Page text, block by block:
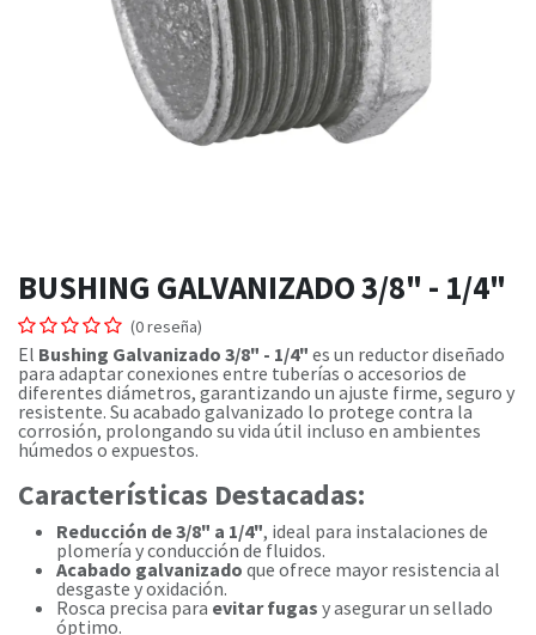
BUSHING GALVANIZADO 3/8" - 1/4"
(0 reseña)
El Bushing Galvanizado 3/8" - 1/4" es un reductor diseñado
para adaptar conexiones entre tuberías o accesorios de
diferentes diámetros, garantizando un ajuste firme, seguro y
resistente. Su acabado galvanizado lo protege contra la
corrosión, prolongando su vida útil incluso en ambientes
húmedos o expuestos.
Características Destacadas:
Reducción de 3/8" a 1/4", ideal para instalaciones de
plomería y conducción de fluidos.
Acabado galvanizado que ofrece mayor resistencia al
desgaste y oxidación.
Rosca precisa para evitar fugas y asegurar un sellado
óptimo.